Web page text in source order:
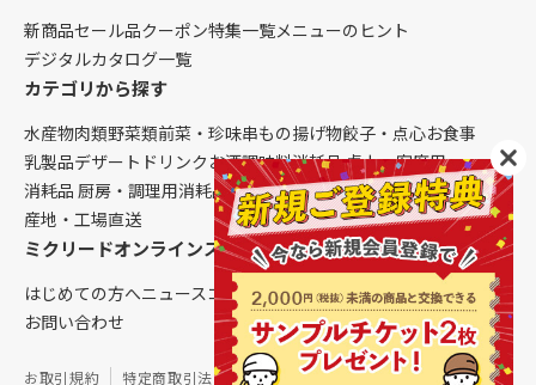
新商品セール品クーポン特集一覧メニューのヒント
デジタルカタログ一覧
カテゴリから探す
水産物肉類野菜類前菜・珍味串もの揚げ物餃子・点心お食事
乳製品デザート ドリンク お酒調味料消耗品 卓上・客席用
消耗品 厨房・調理用消耗品 クレンリネス生鮮品（配送便限定）
産地・工場直送
ミクリードオンラインストアについて
はじめての方へニュースコラムご利用ガイド会社概要
お問い合わせ
お取引規約 特定商取引法に基づく表記 個人情報保護方針